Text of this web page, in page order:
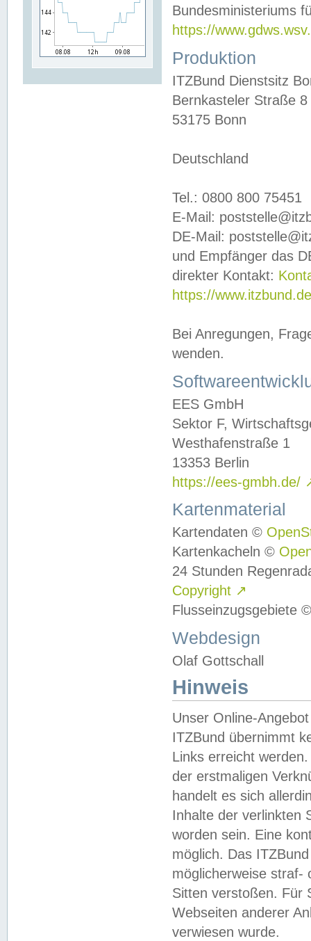
Bundesministeriums
https://
Produktion
ITZBund Dienstsitz
Bernkasteler Straße 8
53175 Bonn
Deutschland
Tel.: 0800 800 75451
E-Mail:
DE-Mail:
und Empfänger das
direkter Kontakt:
https://
Bei Anregungen,
wenden.
EES GmbH
Sektor F,
Westhafenstraße 1
13353 Berlin
https://ees-gmbh.de/
Kartenmaterial
Kartendaten ©
Kartenkacheln ©
24 Stunden
Copyright ↗
Flusseinzugsgebiete
Webdesign
Olaf Gottschall
Hinweis
Unser Online-
ITZBund übernimmt
Links erreicht
der erstmaligen
handelt es sich
Inhalte der verlinkten
worden sein. Eine
möglich. Das
möglicherweise straf-
Sitten verstoßen. Für
Webseiten anderer
verwiesen wurde.